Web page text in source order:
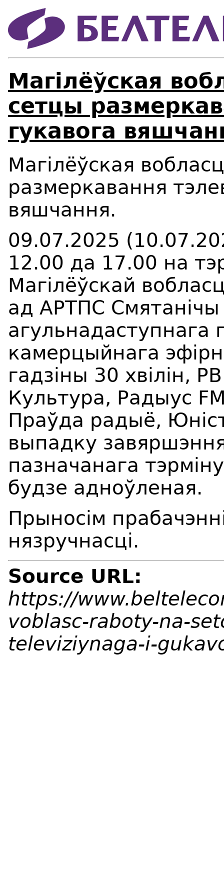
Магілёўская
сетцы
гукавога
Магілёўская
размеркавання
вяшчання.
09.07.2025
12.00 да 17.00 на
Магілёўскай
ад АРТПС Смятанічы
агульнадаступнага
камерцыйнага
гадзіны 30 хвілін,
Культура, Радыус
Праўда радыё,
выпадку
пазначанага
будзе адноўленая.
Прыносім
нязручнасці.
Source URL:
https://
voblasc-raboty-na-
televiziynaga-i-